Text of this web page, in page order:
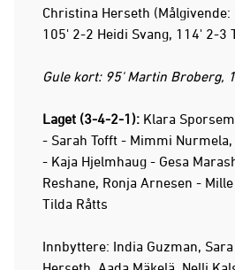
Christina Herseth (Målgivende:
105' 2-2 Heidi Svang, 114' 2-3
Gule kort: 95' Martin Broberg,
Laget (3-4-2-1): Klara
- Sarah Tofft - Mimmi
- Kaja Hjelmhaug - Gesa
Reshane, Ronja Arnesen -
Tilda Råtts
Innbyttere: India Guzman,